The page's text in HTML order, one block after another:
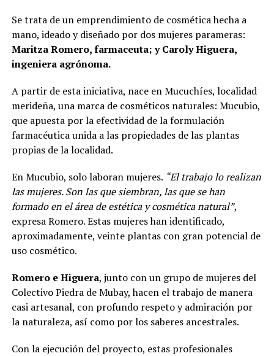
Se trata de un emprendimiento de cosmética hecha a
mano, ideado y diseñado por dos mujeres parameras:
Maritza Romero, farmaceuta; y Caroly Higuera,
ingeniera agrónoma.
A partir de esta iniciativa, nace en Mucuchíes, localidad
merideña, una marca de cosméticos naturales: Mucubio,
que apuesta por la efectividad de la formulación
farmacéutica unida a las propiedades de las plantas
propias de la localidad.
En Mucubio, solo laboran mujeres. “El trabajo lo realizan
las mujeres. Son las que siembran, las que se han
formado en el área de estética y cosmética natural”,
expresa Romero. Estas mujeres han identificado,
aproximadamente, veinte plantas con gran potencial de
uso cosmético.
Romero e Higuera, junto con un grupo de mujeres del
Colectivo Piedra de Mubay, hacen el trabajo de manera
casi artesanal, con profundo respeto y admiración por
la naturaleza, así como por los saberes ancestrales.
Con la ejecución del proyecto, estas profesionales